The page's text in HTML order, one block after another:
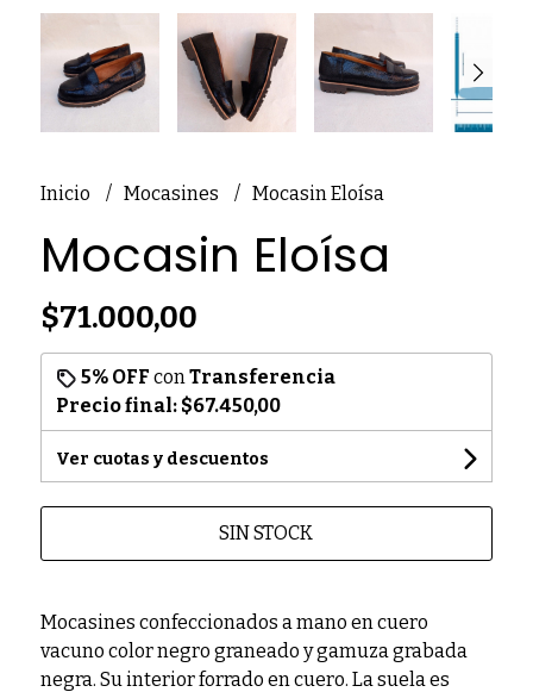
Inicio Mocasines Mocasin Eloísa
Mocasin Eloísa
$71.000,00
5% OFF con Transferencia
Precio final: $67.450,00
Ver cuotas y descuentos
SIN STOCK
Mocasines confeccionados a mano en cuero
vacuno color negro graneado y gamuza grabada
negra. Su interior forrado en cuero. La suela es